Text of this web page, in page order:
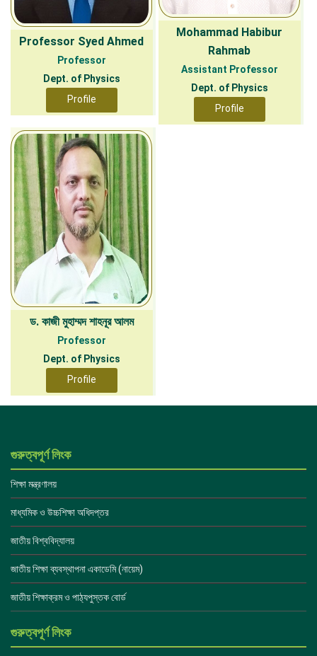
Professor Syed Ahmed
Professor
Dept. of Physics
Profile
Mohammad Habibur
Rahmab
Assistant Professor
Dept. of Physics
Profile
ড. কাজী মুহাম্মদ শাহনূর আলম
Professor
Dept. of Physics
Profile
গুরুত্বপূর্ণ লিংক
শিক্ষা মন্ত্রণালয়
মাধ্যমিক ও উচ্চশিক্ষা অধিদপ্তর
জাতীয় বিশ্ববিদ্যালয়
জাতীয় শিক্ষা ব্যবস্থাপনা একাডেমি (নায়েম)
জাতীয় শিক্ষাক্রম ও পাঠ্যপুস্তক বোর্ড
গুরুত্বপূর্ণ লিংক